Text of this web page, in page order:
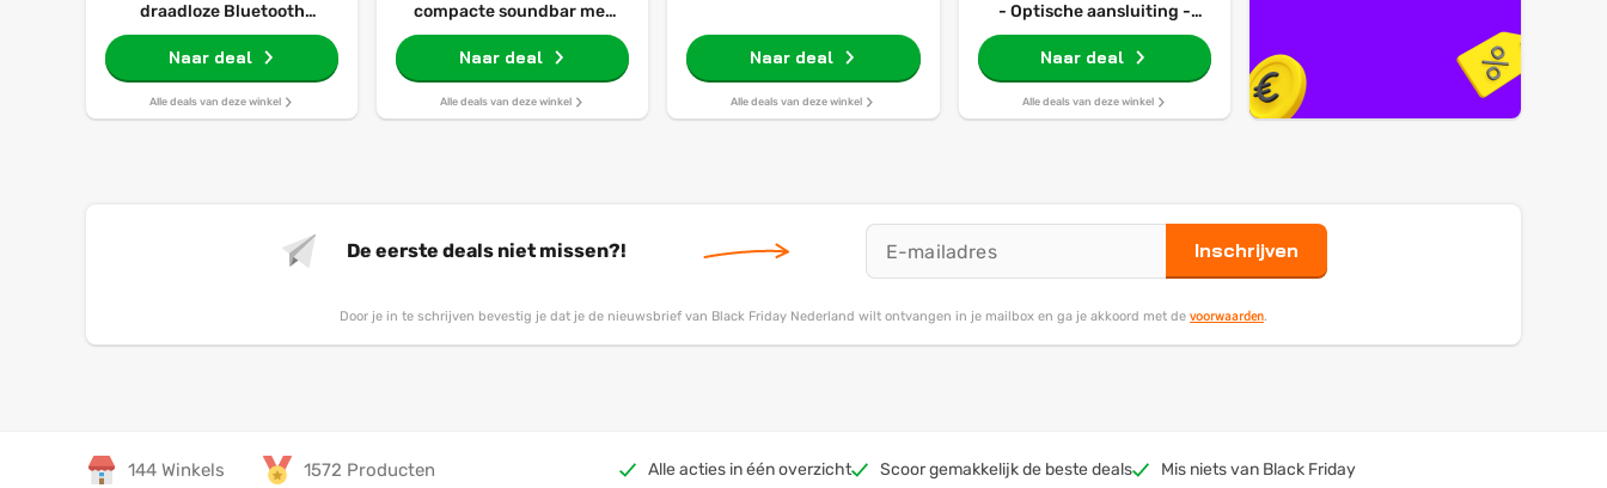
draadloze Bluetooth
koptelefoon - tot 30 uur
batterij - Spatial Audio,
dynamische head tracking -
wit
Naar deal
Alle deals van deze winkel
compacte soundbar met
Dolby Atmos en
stembediening - zwart
Naar deal
Alle deals van deze winkel
Naar deal
Alle deals van deze winkel
- Optische aansluiting -
Speech Enhancement -
Compact design - Zwart
Naar deal
Alle deals van deze winkel
De eerste deals niet missen?! Inschrijven
Door je in te schrijven bevestig je dat je de nieuwsbrief van Black Friday Nederland wilt ontvangen in je mailbox en ga je akkoord met de voorwaarden.
144 Winkels 1572 Producten Alle acties in één overzicht Scoor gemakkelijk de beste deals Mis niets van Black Friday